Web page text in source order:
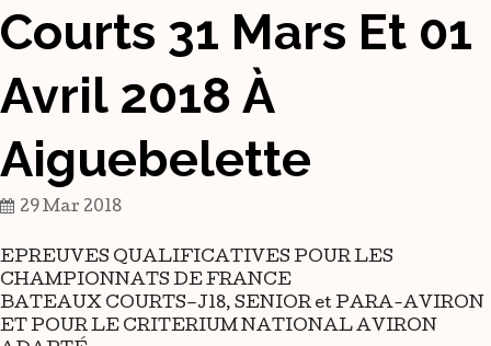
Courts 31 Mars Et 01
Avril 2018 À
Aiguebelette
29 Mar 2018
EPREUVES QUALIFICATIVES POUR LES
CHAMPIONNATS DE FRANCE
BATEAUX COURTS–J18, SENIOR et PARA-AVIRON
ET POUR LE CRITERIUM NATIONAL AVIRON